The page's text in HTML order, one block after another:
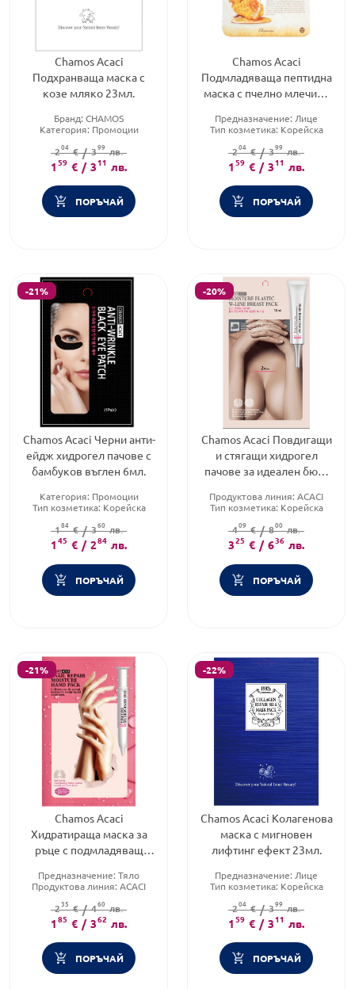
Chamos Acaci
Подхранваща маска с
козе мляко 23мл.
Бранд: CHAMOS
Категория: Промоции
204€ / 399 лв.
159 € / 311 лв.
ПОРЪЧАЙ
Chamos Acaci
Подмладяваща пептидна
маска с пчелно млечице
23мл.
Предназначение: Лице
Тип козметика: Корейска
Тип продукт:Маска за лице
204€ / 399 лв.
159 € / 311 лв.
ПОРЪЧАЙ
-21%
Chamos Acaci Черни анти-
ейдж хидрогел пачове с
бамбуков въглен 6мл.
Категория: Промоции
Тип козметика: Корейска
Форма на продукта:маска
184€ / 360 лв.
145 € / 284 лв.
ПОРЪЧАЙ
-20%
Chamos Acaci Повдигащи
и стягащи хидрогел
пачове за идеален бюст
Продуктова линия: ACACI
Тип козметика: Корейска
Форма на продукта:маска
409 € / 800 лв.
325 € / 636 лв.
ПОРЪЧАЙ
-21%
Chamos Acaci
Хидратираща маска за
ръце с подмладяващ
охлюви SPA – терапия
Предназначение: Тяло
Продуктова линия: ACACI
235 € / 460 лв.
185 € / 362 лв.
ПОРЪЧАЙ
-22%
Chamos Acaci Колагенова
маска с мигновен
лифтинг ефект 23мл.
Предназначение: Лице
Тип козметика: Корейска
Форма на продукта:маск
204€ / 399 лв.
159 € / 311 лв.
ПОРЪЧАЙ